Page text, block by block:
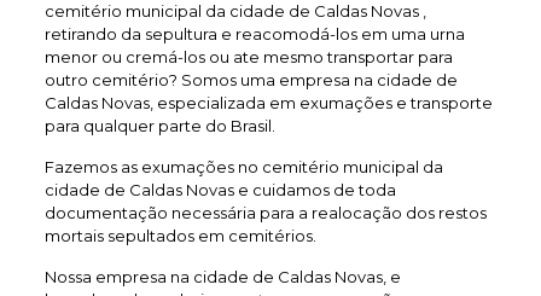
cemitério municipal da cidade de Caldas Novas ,
retirando da sepultura e reacomodá-los em uma urna
menor ou cremá-los ou ate mesmo transportar para
outro cemitério? Somos uma empresa na cidade de
Caldas Novas, especializada em exumações e transporte
para qualquer parte do Brasil.
Fazemos as exumações no cemitério municipal da
cidade de Caldas Novas e cuidamos de toda
documentação necessária para a realocação dos restos
mortais sepultados em cemitérios.
Nossa empresa na cidade de Caldas Novas, e